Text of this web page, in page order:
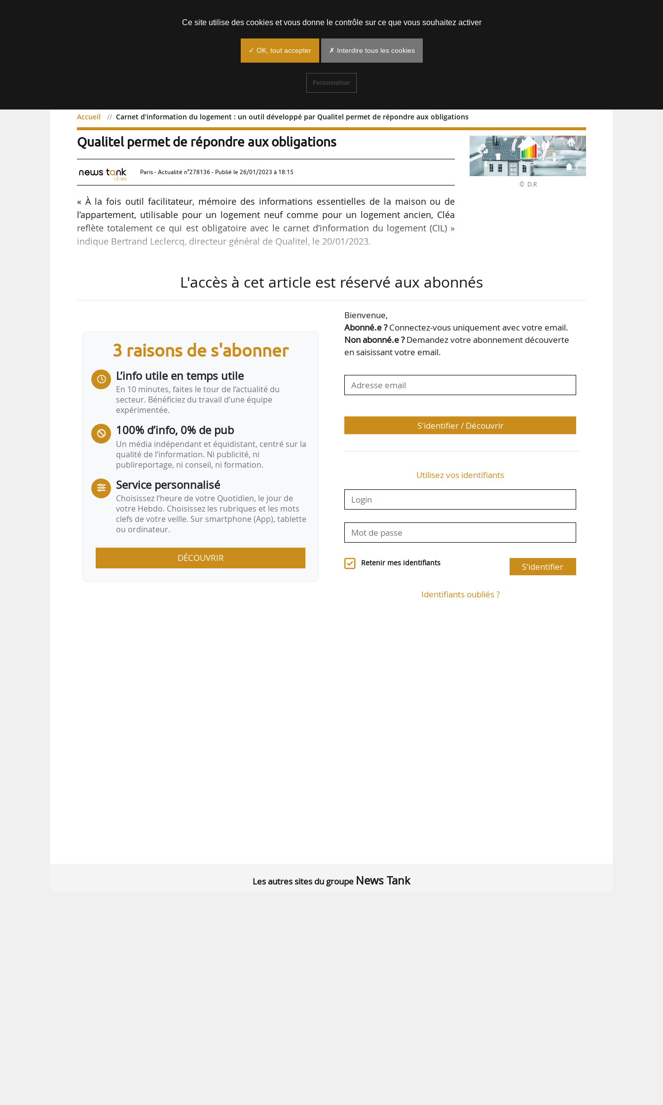
Accueil Carnet d’information du logement : un outil développé par Qualitel permet de répondre aux obligations
Carnet d’information du logement : un outil développé par
Qualitel permet de répondre aux obligations
Paris - Actualité n°278136 - Publié le 26/01/2023 à 18:15
« À la fois outil facilitateur, mémoire des informations essentielles de la maison ou de
l’appartement, utilisable pour un logement neuf comme pour un logement ancien, Cléa
reflète totalement ce qui est obligatoire avec le carnet d’information du logement (CIL) »
indique Bertrand Leclercq, directeur général de Qualitel, le 20/01/2023.
travaux de rénovation ayant une incidence significative sur la performance énergétique
document de suivi de l’état du logement, mis à jour dès qu’il subit des travaux importants
© D.R
L'accès à cet article est réservé aux abonnés
3 raisons de s'abonner
L’info utile en temps utile
En 10 minutes, faites le tour de l’actualité du
secteur. Bénéficiez du travail d’une équipe
expérimentée.
100% d’info, 0% de pub
Un média indépendant et équidistant, centré sur la
qualité de l’information. Ni publicité, ni
publireportage, ni conseil, ni formation.
Service personnalisé
Choisissez l‘heure de votre Quotidien, le jour de
votre Hebdo. Choisissez les rubriques et les mots
clefs de votre veille. Sur smartphone (App), tablette
ou ordinateur.
DÉCOUVRIR
Bienvenue,
Abonné.e ?Connectez-vous uniquement avec votre email.
Non abonné.e ?Demandez votre abonnement découverte
en saisissant votre email.
S'identifier / Découvrir
Utilisez vos identifiants
Retenir mes identifiants S'identifier
Identifiants oubliés ?
Les autres sites du groupe News Tank
Ce site utilise des cookies et vous donne le contrôle sur ce que vous souhaitez activer
✓ OK, tout accepter ✗ Interdire tous les cookies
Personnaliser